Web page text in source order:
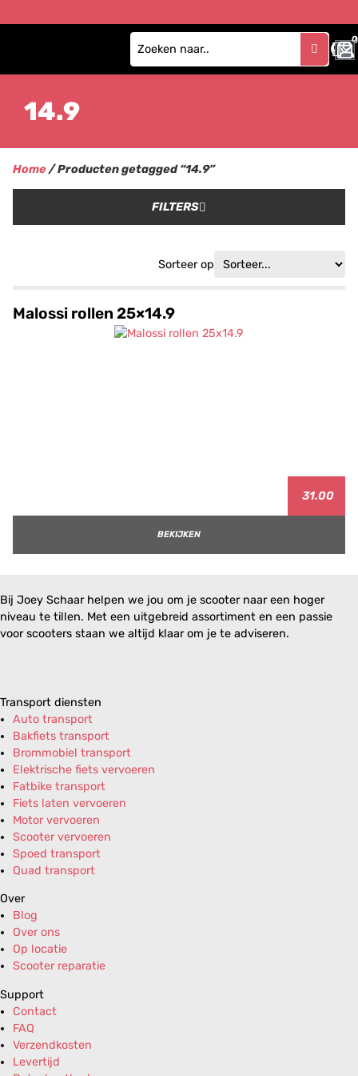
0
0
14.9
Home/ Producten getagged “14.9”
FILTERS
Sorteer op
Malossi rollen 25×14.9
31.00
BEKIJKEN
Bij Joey Schaar helpen we jou om je scooter naar een hoger
niveau te tillen. Met een uitgebreid assortiment en een passie
voor scooters staan we altijd klaar om je te adviseren.
Transport diensten
Auto transport
Bakfiets transport
Brommobiel transport
Elektrische fiets vervoeren
Fatbike transport
Fiets laten vervoeren
Motor vervoeren
Scooter vervoeren
Spoed transport
Quad transport
Over
Blog
Over ons
Op locatie
Scooter reparatie
Support
Contact
FAQ
Verzendkosten
Levertijd